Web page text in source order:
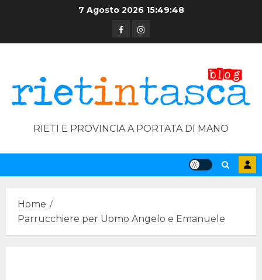
7 Agosto 2026 15:49:49
FacebookInstagram
RIETI E PROVINCIA A PORTATA DI MANO
Home
Parrucchiere per Uomo Angelo e Emanuele